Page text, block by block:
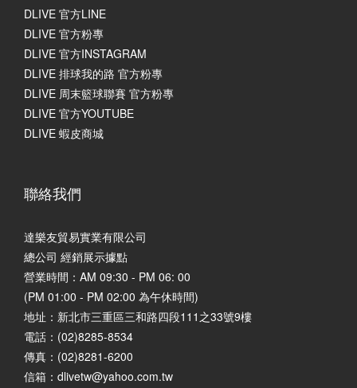
DLIVE 官方LINE
DLIVE 官方粉專
DLIVE 官方INSTAGRAM
DLIVE 排球我的路 官方粉專
DLIVE 周末籃球聯賽 官方粉專
DLIVE 官方YOUTUBE
DLIVE 蝦皮商城
聯絡我們
達樂友貿易實業有限公司
總公司 經銷展示據點
營業時間：AM 09:30 - PM 06: 00
(PM 01:00 - PM 02:00 為午休時間)
地址： 新北市三重區三和路四段111之33號9樓
電話：(02)8285-8534
傳真：(02)8281-6200
信箱：dlivetw@yahoo.com.tw